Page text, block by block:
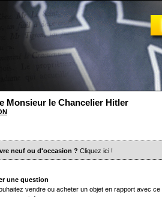
Monsieur le Chancelier Hitler
neuf ou d'occasion ? Cliquez ici !
une question
vendre ou acheter un objet en rapport avec